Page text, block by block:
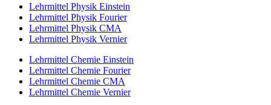
Lehrmittel Physik Einstein
Lehrmittel Physik Fourier
Lehrmittel Physik CMA
Lehrmittel Physik Vernier
Lehrmittel Chemie Einstein
Lehrmittel Chemie Fourier
Lehrmittel Chemie CMA
Lehrmittel Chemie Vernier